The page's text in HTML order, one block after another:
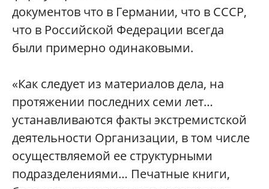
документов что в Германии, что в СССР,
что в Российской Федерации всегда
были примерно одинаковыми.
«Как следует из материалов дела, на
протяжении последних семи лет…
устанавливаются факты экстремистской
деятельности Организации, в том числе
осуществляемой ее структурными
подразделениями… Печатные книги,